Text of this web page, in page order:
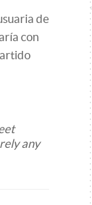
de
con
any